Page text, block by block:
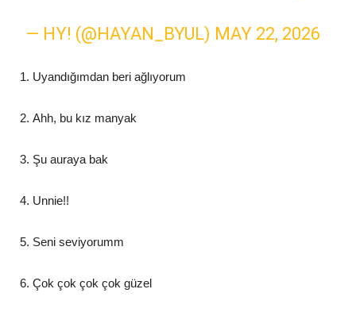
— HY! (@HAYAN_BYUL) MAY 22, 2026
Uyandığımdan beri ağlıyorum
Ahh, bu kız manyak
Şu auraya bak
Unnie!!
Seni seviyorumm
Çok çok çok çok güzel